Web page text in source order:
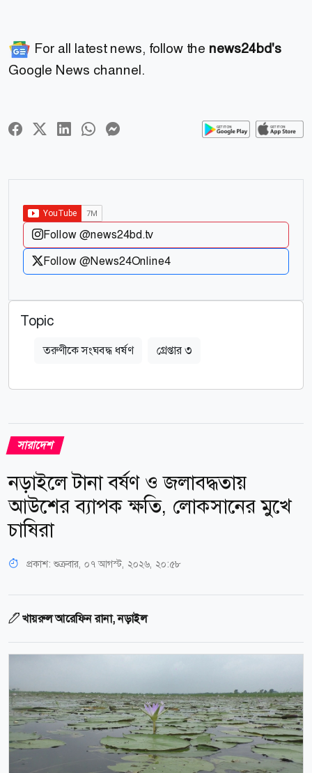
For all latest news, follow the news24bd's
Google News channel.
Follow @news24bd.tv
Follow @News24Online4
Topic
তরুণীকে সংঘবদ্ধ ধর্ষণ গ্রেপ্তার ৩
সারাদেশ
নড়াইলে টানা বর্ষণ ও জলাবদ্ধতায়
আউশের ব্যাপক ক্ষতি, লোকসানের মুখে
চাষিরা
প্রকাশ: শুক্রবার, ০৭ আগস্ট, ২০২৬, ২০:৫৮
খায়রুল আরেফিন রানা, নড়াইল